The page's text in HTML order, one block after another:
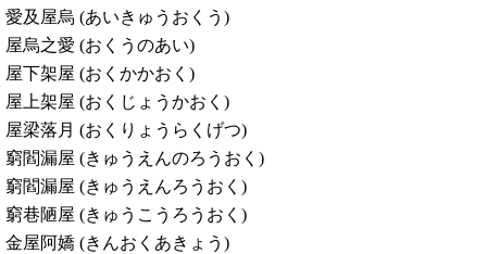
愛及屋烏 (あいきゅうおくう)
屋烏之愛 (おくうのあい)
屋下架屋 (おくかかおく)
屋上架屋 (おくじょうかおく)
屋梁落月 (おくりょうらくげつ)
窮閻漏屋 (きゅうえんのろうおく)
窮閻漏屋 (きゅうえんろうおく)
窮巷陋屋 (きゅうこうろうおく)
金屋阿嬌 (きんおくあきょう)